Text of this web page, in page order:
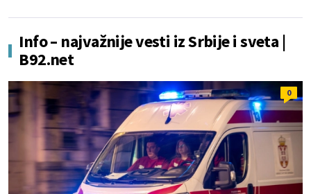
Info – najvažnije vesti iz Srbije i sveta |
B92.net
0